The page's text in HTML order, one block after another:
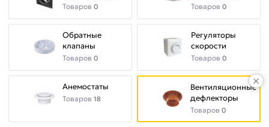
Товаров 0 Товаров 0
Обратные
клапаны
Товаров 0
Регуляторы
скорости
Товаров 0
Анемостаты
Товаров 18
Вентиляционные
дефлекторы
Товаров 0